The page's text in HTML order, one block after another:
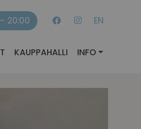
20:00 EN
KAUPPAHALLI INFO